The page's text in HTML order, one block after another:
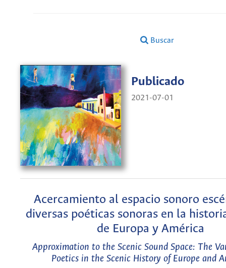
Buscar
Publicado
2021-07-01
Acercamiento al espacio sonoro
diversas poéticas sonoras en la
de Europa y América
Approximation to the Scenic Sound Space: The
Poetics in the Scenic History of Europe and